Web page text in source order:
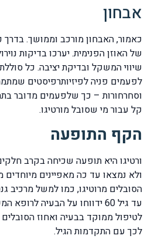
אבחון
כאמור, האבחון מורכב וממושך. בדרך
של האוזן הפנימית. יערכו בדיקות
שיווי המשקל ובדיקת יציבה. כל
לפעמים פניה לפיזיותרפיסטים
וסחרחורות – כך שלפעמים מדובר
קל עבור מי שסובל מורטיגו.
הקף התופעה
ורטיגו היא תופעה שכיחה בקרב
ולא נמצאו עד כה מאפיינים מיוחדים
עד גיל 60 ידווחו על הבעיה
לטיפול ממוקד בבעיה ואחוז
לכך עם התקדמות הגיל.